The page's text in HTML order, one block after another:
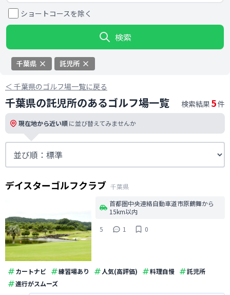
ショートコースを除く
検索
千葉県 託児所
＜ 千葉県のゴルフ場一覧に戻る
千葉県の託児所のあるゴルフ場一覧 検索結果 5件
現在地から近い順に並び替えてみませんか
デイスターゴルフクラブ 千葉県
首都圏中央連絡自動車道市原鶴舞から
15km以内
5
1 0
カートナビ 練習場あり 人気(高評価) 料理自慢
託児所
進行がスムーズ